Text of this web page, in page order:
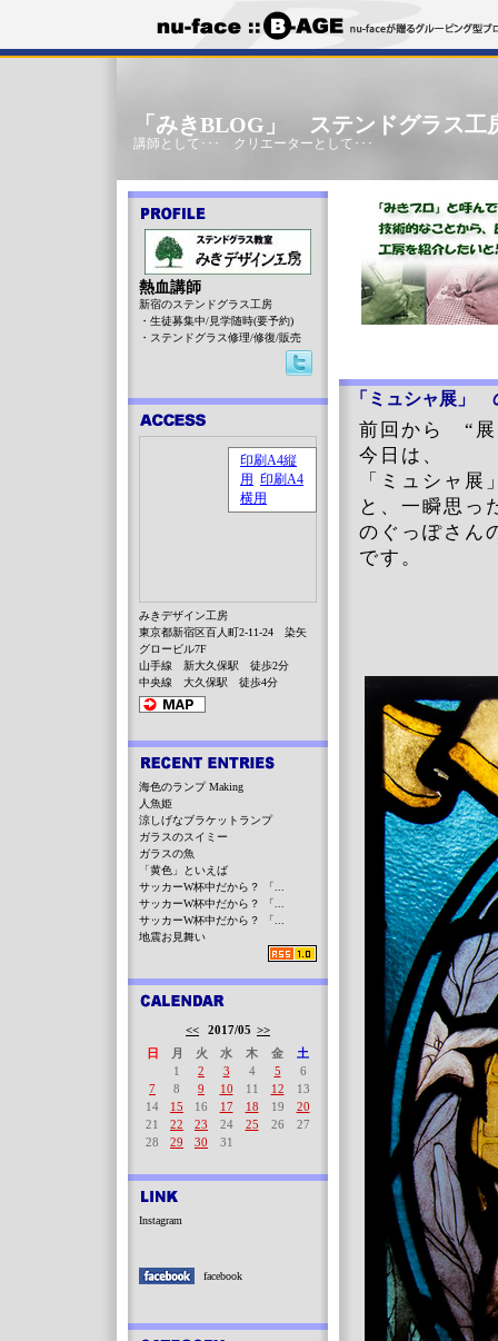
「みきBLOG」 ステンドグラス工
講師として･･･ クリエーターとして･･･
「ミュシャ展」
前回から “展
今日は、
「ミュシャ
と、一瞬思っ
のぐっぽさ
です。
熱血講師
新宿のステンドグラス工房
・生徒募集中/見学随時(要予約)
・ステンドグラス修理/修復/販売
みきデザイン工房
東京都新宿区百人町2-11-24 染矢
グロービル7F
山手線 新大久保駅 徒歩2分
中央線 大久保駅 徒歩4分
海色のランプ Making
人魚姫
涼しげなブラケットランプ
ガラスのスイミー
ガラスの魚
「黄色」といえば
サッカーW杯中だから？ 「...
サッカーW杯中だから？ 「...
サッカーW杯中だから？ 「...
地震お見舞い
<< 2017/05 >>
日
月 火 水 木 金
土
1
2 3 4 5
6
7
8 9 10 11 12
13
14
15 16 17 18 19
20
21
22 23 24 25 26
27
28
29 30 31
Instagram
facebook